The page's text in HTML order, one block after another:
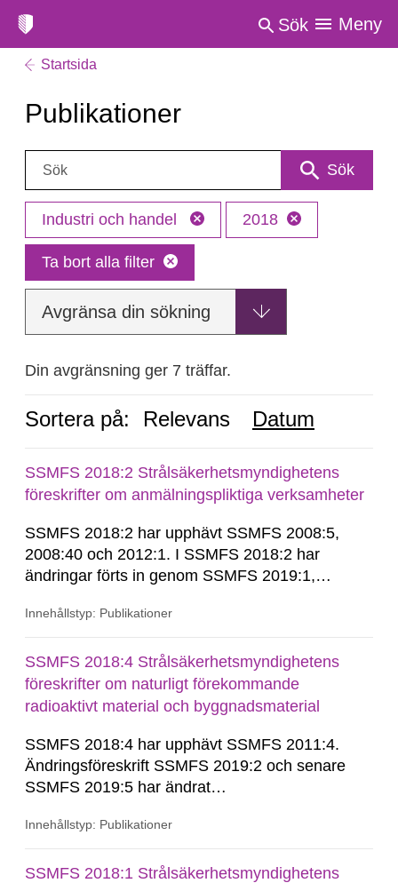
Sök Meny
Startsida
Publikationer
Sök: Sök
Industri och handel 2018
Ta bort alla filter
Avgränsa din sökning
Din avgränsning ger 7 träffar.
Sortera på: Relevans Datum
SSMFS 2018:2 Strålsäkerhetsmyndighetens
föreskrifter om anmälningspliktiga verksamheter
SSMFS 2018:2 har upphävt SSMFS 2008:5,
2008:40 och 2012:1. I SSMFS 2018:2 har
ändringar förts in genom SSMFS 2019:1,
Innehållstyp: Publikationer
SSMFS 2018:4 Strålsäkerhetsmyndighetens
föreskrifter om naturligt förekommande
radioaktivt material och byggnadsmaterial
SSMFS 2018:4 har upphävt SSMFS 2011:4.
Ändringsföreskrift SSMFS 2019:2 och senare
SSMFS 2019:5 har ändrat
2018:4.
Innehållstyp: Publikationer
SSMFS 2018:1 Strålsäkerhetsmyndighetens